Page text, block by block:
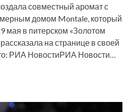
совместный аромат с
домом Montale, который
мая в питерском «Золотом
на странице в своей
РИА НовостиРИА Новости…